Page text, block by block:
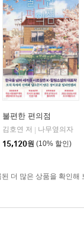
불편한 편의점
김호연 저
나무옆의자
15,120원 (10% 할인)
더 많은 상품을 확인해